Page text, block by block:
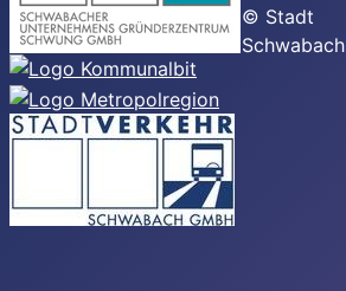
© Stadt
Schwabach